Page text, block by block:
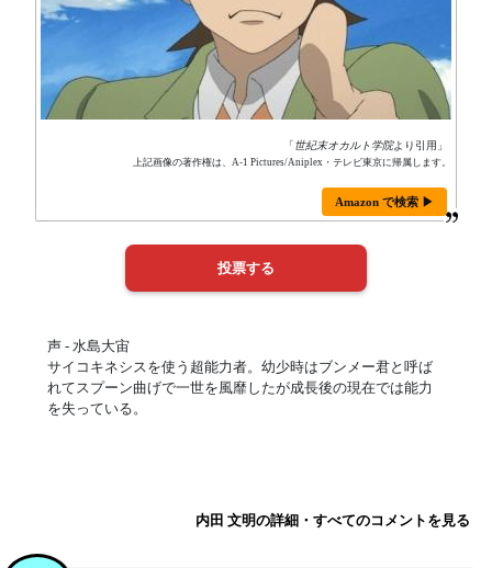
「世紀末オカルト学院より引用」
上記画像の著作権は、A-1 Pictures/Aniplex・テレビ東京に帰属します。
Amazon で検索 ▶
声 - 水島大宙
サイコキネシスを使う超能力者。幼少時はブンメー君と呼ば
れてスプーン曲げで一世を風靡したが成長後の現在では能力
を失っている。
内田 文明の詳細・すべてのコメントを見る